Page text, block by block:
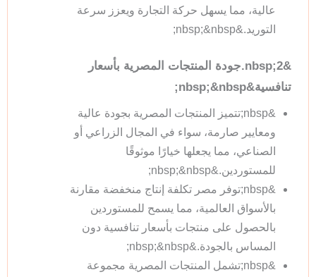
عالية، مما يسهل حركة التجارة ويعزز سرعة
التوريد.&nbsp;&nbsp;
&nbsp;2.جودة المنتجات المصرية بأسعار
تنافسية&nbsp;&nbsp;
&nbsp;تتميز المنتجات المصرية بجودة عالية
ومعايير صارمة، سواء في المجال الزراعي أو
الصناعي، مما يجعلها خيارًا موثوقًا
للمستوردين.&nbsp;&nbsp;
&nbsp;توفر مصر تكلفة إنتاج منخفضة مقارنة
بالأسواق العالمية، مما يسمح للمستوردين
بالحصول على منتجات بأسعار تنافسية دون
المساس بالجودة.&nbsp;&nbsp;
&nbsp;تشمل المنتجات المصرية مجموعة